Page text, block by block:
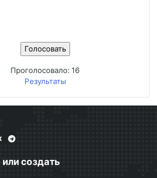
Проголосовало: 16
Результаты
создать